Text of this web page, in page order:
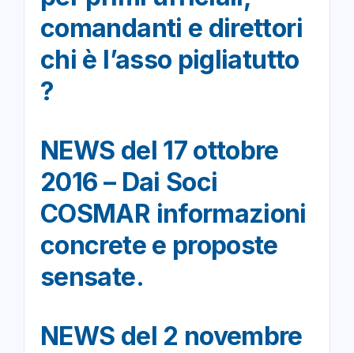
comandanti e direttori
chi è l’asso pigliatutto
?
NEWS del 17 ottobre
2016 – Dai Soci
COSMAR informazioni
concrete e proposte
sensate.
NEWS del 2 novembre